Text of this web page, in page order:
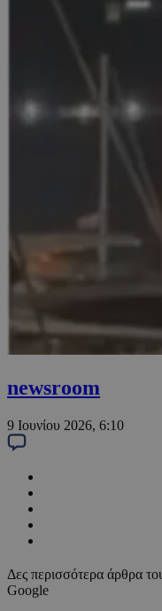
newsroom
9 Ιουνίου 2026, 6:10
Δες περισσότερα άρθρα
Google